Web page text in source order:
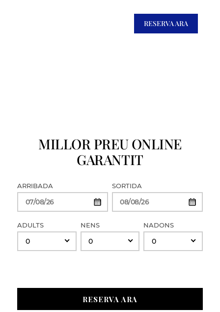
RESERVA ARA
MILLOR PREU ONLINE
GARANTIT
ARRIBADA SORTIDA
ADULTS
0
NENS
0
NADONS
0
RESERVA ARA